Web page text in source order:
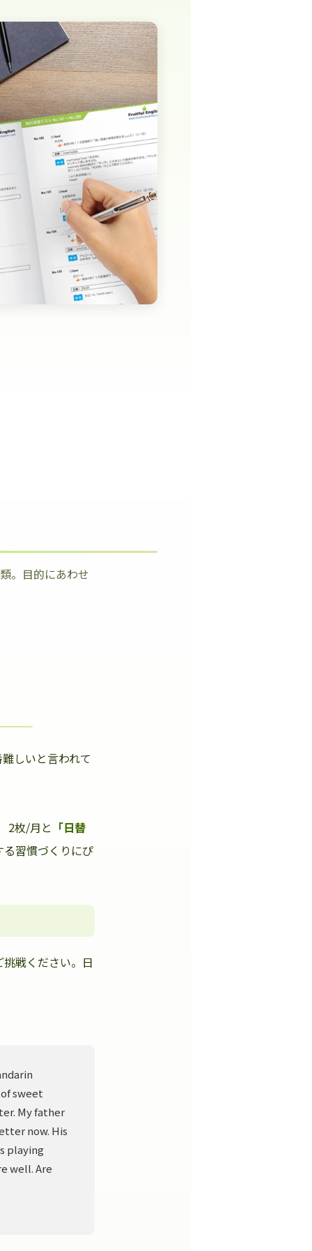
。目的にあわせ
しいと言われて
2枚/月と 「日替
習慣づくりにぴ
戦ください。日
sweet
My father
now. His
playing
well. Are